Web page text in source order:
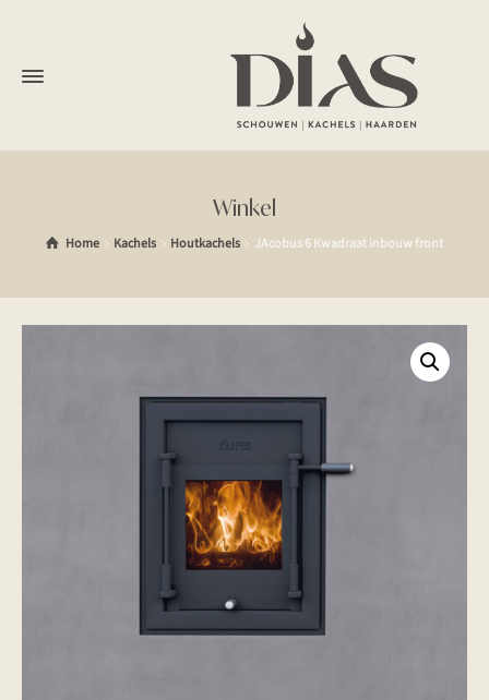
Winkel
Home Kachels Houtkachels JAcobus 6 Kwadraat inbouw front